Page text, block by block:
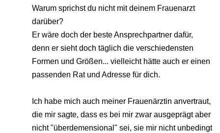
Warum sprichst du nicht mit deinem Frauenarzt
darüber?
Er wäre doch der beste Ansprechpartner dafür,
denn er sieht doch täglich die verschiedensten
Formen und Größen... vielleicht hätte auch er einen
passenden Rat und Adresse für dich.
Ich habe mich auch meiner Frauenärztin anvertraut,
die mir sagte, dass es bei mir zwar ausgeprägt aber
nicht "überdemensional" sei, sie mir nicht unbedingt